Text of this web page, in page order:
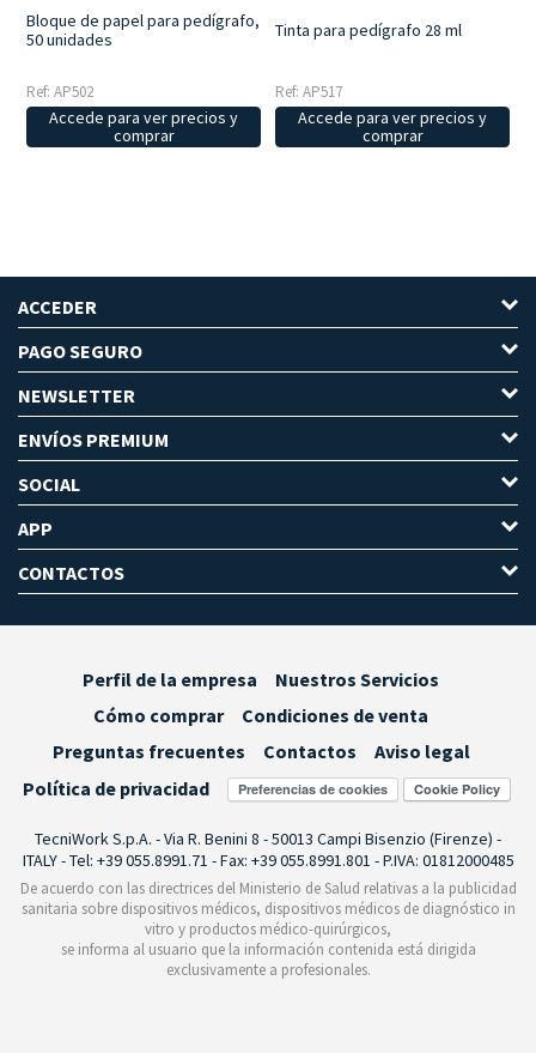
Bloque de papel para pedígrafo,
50 unidades
Ref: AP502
Accede para ver precios y
comprar
Tinta para pedígrafo 28 ml
Ref: AP517
Accede para ver precios y
comprar
ACCEDER
PAGO SEGURO
NEWSLETTER
ENVÍOS PREMIUM
SOCIAL
APP
CONTACTOS
Perfil de la empresa
Nuestros Servicios
Cómo comprar
Condiciones de venta
Preguntas frecuentes
Contactos
Aviso legal
Política de privacidad
Preferencias de cookies
TecniWork S.p.A. - Via R. Benini 8 - 50013 Campi Bisenzio (Firenze) -
ITALY - Tel: +39 055.8991.71 - Fax: +39 055.8991.801 - P.IVA: 01812000485
De acuerdo con las directrices del Ministerio de Salud relativas a la publicidad
sanitaria sobre dispositivos médicos, dispositivos médicos de diagnóstico in
vitro y productos médico-quirúrgicos,
se informa al usuario que la información contenida está dirigida
exclusivamente a profesionales.